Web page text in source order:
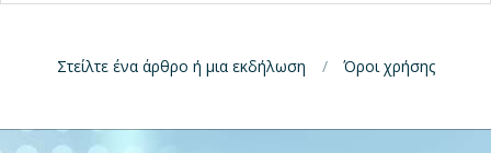
Στείλτε ένα άρθρο ή μια εκδήλωση Όροι χρήσης